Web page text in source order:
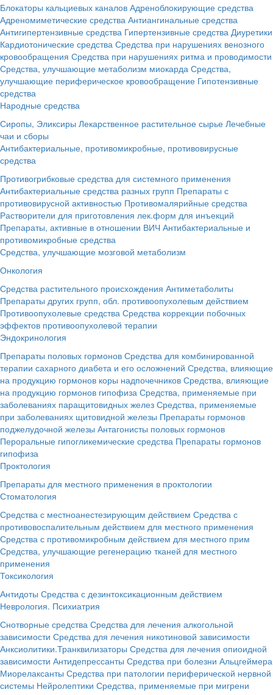
Блокаторы кальциевых каналов Адреноблокирующие средства
Адреномиметические средства Антиангинальные средства
Антигипертензивные средства Гипертензивные средства Диуретики
Кардиотонические средства Средства при нарушениях венозного
кровообращения Средства при нарушениях ритма и проводимости
Средства, улучшающие метаболизм миокарда Средства,
улучшающие периферическое кровообращение Гипотензивные
средства
Народные средства
Сиропы, Эликсиры Лекарственное растительное сырье Лечебные
чаи и сборы
Антибактериальные, противомикробные, противовирусные
средства
Противогрибковые средства для системного применения
Антибактериальные средства разных групп Препараты с
противовирусной активностью Противомалярийные средства
Растворители для приготовления лек.форм для инъекций
Препараты, активные в отношении ВИЧ Антибактериальные и
противомикробные средства
Средства, улучшающие мозговой метаболизм
Онкология
Средства растительного происхождения Антиметаболиты
Препараты других групп, обл. противоопухолевым действием
Противоопухолевые средства Средства коррекции побочных
эффектов противоопухолевой терапии
Эндокринология
Препараты половых гормонов Средства для комбинированной
терапии сахарного диабета и его осложнений Средства, влияющие
на продукцию гормонов коры надпочечников Средства, влияющие
на продукцию гормонов гипофиза Средства, применяемые при
заболеваниях паращитовидных желез Средства, применяемые
при заболеваниях щитовидной железы Препараты гормонов
поджелудочной железы Антагонисты половых гормонов
Пероральные гипогликемические средства Препараты гормонов
гипофиза
Проктология
Препараты для местного применения в проктологии
Стоматология
Средства с местноанестезирующим действием Средства с
противовоспалительным действием для местного применения
Средства с противомикробным действием для местного прим
Средства, улучшающие регенерацию тканей для местного
применения
Токсикология
Антидоты Средства с дезинтоксикационным действием
Неврология. Психиатрия
Снотворные средства Средства для лечения алкогольной
зависимости Средства для лечения никотиновой зависимости
Анксиолитики.Транквилизаторы Средства для лечения опиоидной
зависимости Антидепрессанты Средства при болезни Альцгеймера
Миорелаксанты Средства при патологии периферической нервной
системы Нейролептики Средства, применяемые при мигрени